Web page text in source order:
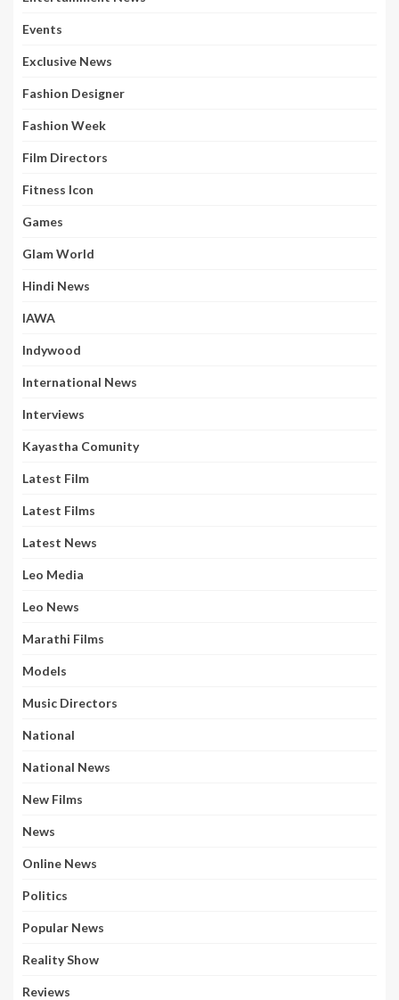
Events
Exclusive News
Fashion Designer
Fashion Week
Film Directors
Fitness Icon
Games
Glam World
Hindi News
IAWA
Indywood
International News
Interviews
Kayastha Comunity
Latest Film
Latest Films
Latest News
Leo Media
Leo News
Marathi Films
Models
Music Directors
National
National News
New Films
News
Online News
Politics
Popular News
Reality Show
Reviews